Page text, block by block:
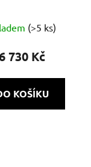
(>5 ks)
730 Kč
KOŠÍKU